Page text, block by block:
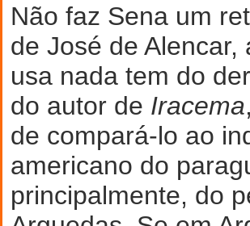
Não faz Sena um
de José de
usa nada tem do
do autor de Iracema
de compará-lo ao
americano do
principalmente, do